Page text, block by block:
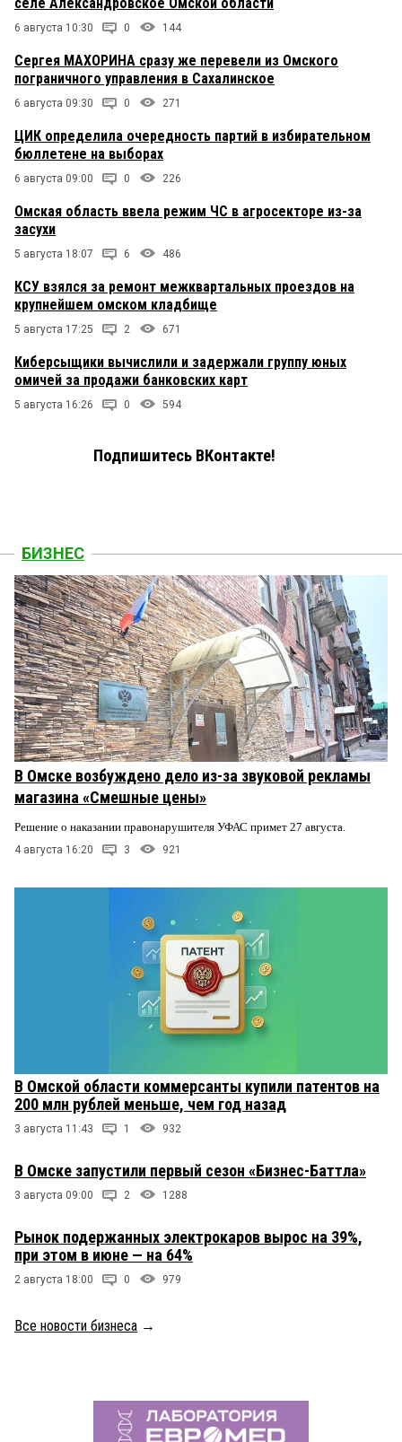
6 августа 10:30 0 144
Сергея МАХОРИНА сразу же перевели из Омского
пограничного управления в Сахалинское
6 августа 09:30 0 271
ЦИК определила очередность партий в избирательном
бюллетене на выборах
6 августа 09:00 0 226
Омская область ввела режим ЧС в агросекторе из-за
засухи
5 августа 18:07 6 486
КСУ взялся за ремонт межквартальных проездов на
крупнейшем омском кладбище
5 августа 17:25 2 671
Киберсыщики вычислили и задержали группу юных
омичей за продажи банковских карт
5 августа 16:26 0 594
Подпишитесь ВКонтакте!
БИЗНЕС
В Омске возбуждено дело из-за звуковой рекламы
магазина «Смешные цены»
Решение о наказании правонарушителя УФАС примет 27 августа.
4 августа 16:20 3 921
В Омской области коммерсанты купили патентов на
200 млн рублей меньше, чем год назад
3 августа 11:43 1 932
В Омске запустили первый сезон «Бизнес-Баттла»
3 августа 09:00 2 1288
Рынок подержанных электрокаров вырос на 39%,
при этом в июне — на 64%
2 августа 18:00 0 979
Все новости бизнеса →